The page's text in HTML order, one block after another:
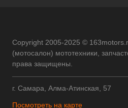
Copyright 2005-2025 ©
(мотосалон) мототехники,
права защищены.
г. Самара, Алма-Атинская, 57
Посмотреть на карте